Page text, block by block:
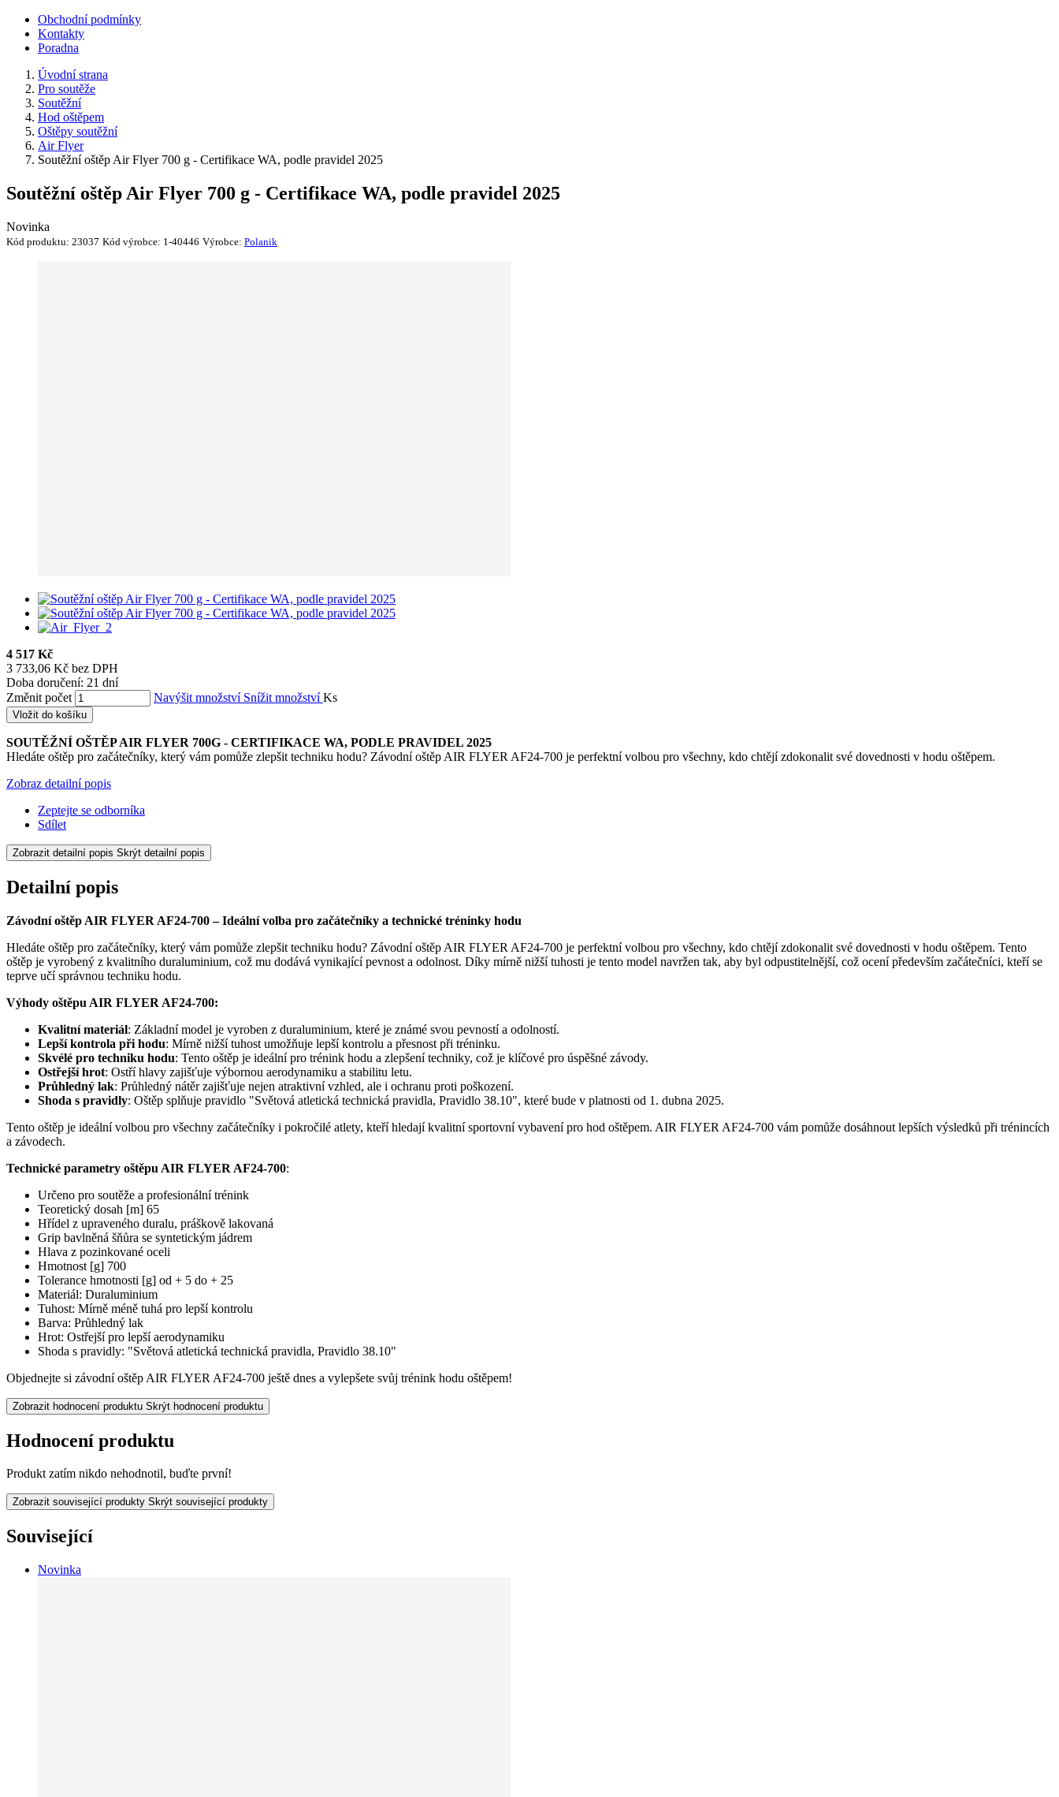
Obchodní podmínky
Kontakty
Poradna
Úvodní strana
Pro soutěže
Soutěžní
Hod oštěpem
Oštěpy soutěžní
Air Flyer
Soutěžní oštěp Air Flyer 700 g - Certifikace WA, podle pravidel 2025
Soutěžní oštěp Air Flyer 700 g - Certifikace WA, podle pravidel 2025
Novinka
Kód produktu: 23037 Kód výrobce: 1-40446 Výrobce: Polanik
4 517 Kč
3 733,06 Kč bez DPH
Doba doručení: 21 dní
Změnit počet
Navýšit množství Snížit množstvíKs
Vložit do košíku
SOUTĚŽNÍ OŠTĚP AIR FLYER 700G - CERTIFIKACE WA, PODLE PRAVIDEL 2025
Hledáte oštěp pro začátečníky, který vám pomůže zlepšit techniku hodu? Závodní oštěp AIR FLYER AF24-700 je perfektní volbou pro všechny, kdo chtějí zdokonalit své dovednosti v hodu oštěpem.
Zobraz detailní popis
Zeptejte se odborníka
Sdílet
Zobrazit detailní popis Skrýt detailní popis
Detailní popis
Závodní oštěp AIR FLYER AF24-700 – Ideální volba pro začátečníky a technické tréninky hodu
Hledáte oštěp pro začátečníky, který vám pomůže zlepšit techniku hodu? Závodní oštěp AIR FLYER AF24-700 je perfektní volbou pro všechny, kdo chtějí zdokonalit své dovednosti v hodu oštěpem. Tento
oštěp je vyrobený z kvalitního duraluminium, což mu dodává vynikající pevnost a odolnost. Díky mírně nižší tuhosti je tento model navržen tak, aby byl odpustitelnější, což ocení především začátečníci, kteří se
teprve učí správnou techniku hodu.
Výhody oštěpu AIR FLYER AF24-700:
Kvalitní materiál: Základní model je vyroben z duraluminium, které je známé svou pevností a odolností.
Lepší kontrola při hodu: Mírně nižší tuhost umožňuje lepší kontrolu a přesnost při tréninku.
Skvélé pro techniku hodu: Tento oštěp je ideální pro trénink hodu a zlepšení techniky, což je klíčové pro úspěšné závody.
Ostřejší hrot: Ostří hlavy zajišťuje výbornou aerodynamiku a stabilitu letu.
Průhledný lak: Průhledný nátěr zajišťuje nejen atraktivní vzhled, ale i ochranu proti poškození.
Shoda s pravidly: Oštěp splňuje pravidlo "Světová atletická technická pravidla, Pravidlo 38.10", které bude v platnosti od 1. dubna 2025.
Tento oštěp je ideální volbou pro všechny začátečníky i pokročilé atlety, kteří hledají kvalitní sportovní vybavení pro hod oštěpem. AIR FLYER AF24-700 vám pomůže dosáhnout lepších výsledků při trénincích
a závodech.
Technické parametry oštěpu AIR FLYER AF24-700:
Určeno pro soutěže a profesionální trénink
Teoretický dosah [m] 65
Hřídel z upraveného duralu, práškově lakovaná
Grip bavlněná šňůra se syntetickým jádrem
Hlava z pozinkované oceli
Hmotnost [g] 700
Tolerance hmotnosti [g] od + 5 do + 25
Materiál: Duraluminium
Tuhost: Mírně méně tuhá pro lepší kontrolu
Barva: Průhledný lak
Hrot: Ostřejší pro lepší aerodynamiku
Shoda s pravidly: "Světová atletická technická pravidla, Pravidlo 38.10"
Objednejte si závodní oštěp AIR FLYER AF24-700 ještě dnes a vylepšete svůj trénink hodu oštěpem!
Zobrazit hodnocení produktu Skrýt hodnocení produktu
Hodnocení produktu
Produkt zatím nikdo nehodnotil, buďte první!
Zobrazit související produkty Skrýt související produkty
Související
Novinka